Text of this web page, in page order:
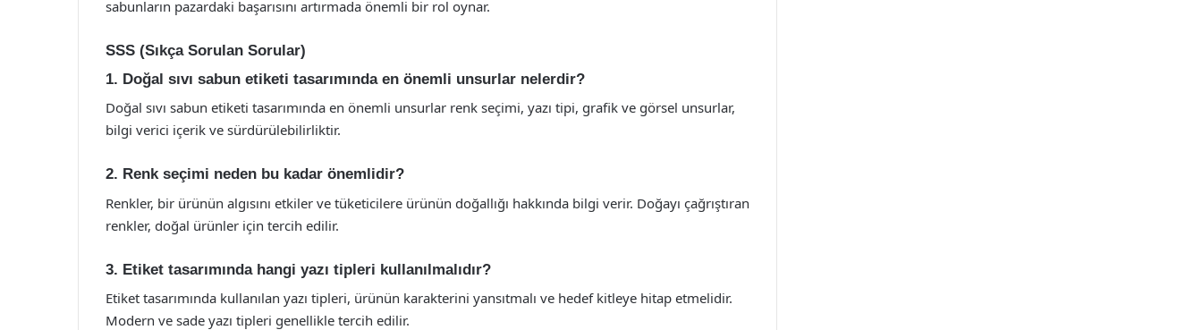
sabunların pazardaki başarısını artırmada önemli bir rol oynar.
SSS (Sıkça Sorulan Sorular)
1. Doğal sıvı sabun etiketi tasarımında en önemli unsurlar nelerdir?
Doğal sıvı sabun etiketi tasarımında en önemli unsurlar renk seçimi, yazı tipi, grafik ve görsel unsurlar,
bilgi verici içerik ve sürdürülebilirliktir.
2. Renk seçimi neden bu kadar önemlidir?
Renkler, bir ürünün algısını etkiler ve tüketicilere ürünün doğallığı hakkında bilgi verir. Doğayı çağrıştıran
renkler, doğal ürünler için tercih edilir.
3. Etiket tasarımında hangi yazı tipleri kullanılmalıdır?
Etiket tasarımında kullanılan yazı tipleri, ürünün karakterini yansıtmalı ve hedef kitleye hitap etmelidir.
Modern ve sade yazı tipleri genellikle tercih edilir.